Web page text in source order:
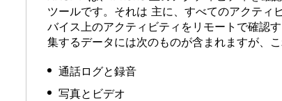
ツールです。それは 主に、すべてのアクティ
バイス上のアクティビティをリモートで確認
集するデータには次のものが含まれますが、こ
通話ログと録音
写真とビデオ